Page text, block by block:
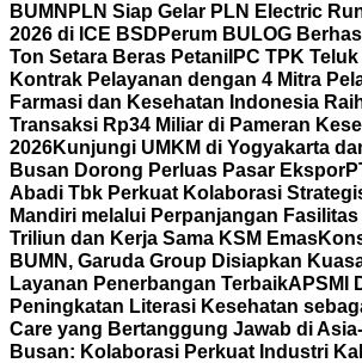
BUMN PLN Siap Gelar PLN Electric
2026 di ICE BSD Perum BULOG
Ton Setara Beras Petani IPC TPK
Kontrak Pelayanan dengan 4 Mitra
Farmasi dan Kesehatan Indonesia
Transaksi Rp34 Miliar di Pameran
2026Kunjungi UMKM di Yogyakarta
Busan Dorong Perluas Pasar Ekspor
Abadi Tbk Perkuat Kolaborasi
Mandiri melalui Perpanjangan
Triliun dan Kerja Sama KSM Emas
BUMN, Garuda Group Disiapkan
Layanan Penerbangan TerbaikAPSMI
Peningkatan Literasi Kesehatan
Care yang Bertanggung Jawab di
Busan: Kolaborasi Perkuat Industri